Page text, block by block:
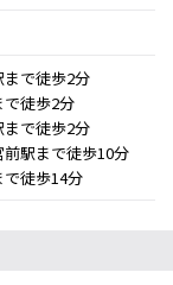
で徒歩2分
徒歩2分
で徒歩2分
駅まで徒歩10分
徒歩14分